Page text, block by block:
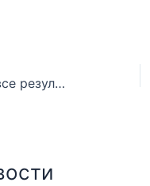
Кубок Содружества: все результаты